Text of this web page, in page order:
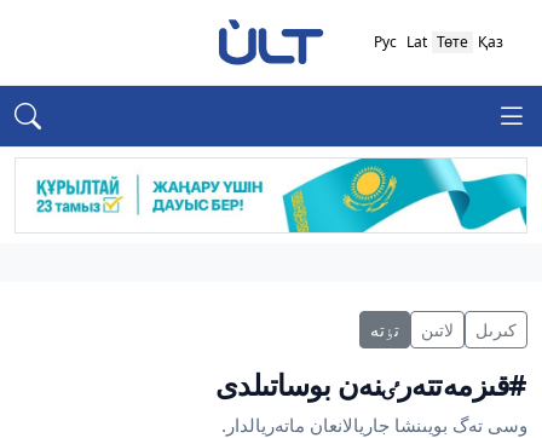
Қаз
Төте
Lat
Рус
كىرىل لاتىن تٶتە
#قىزمەتتەرٸنەن بوساتىلدى
وسى تەگ بويىنشا جاريالانعان ماتەريالدار.